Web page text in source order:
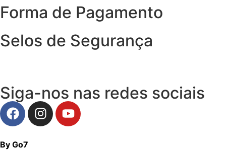
Forma de Pagamento
Selos de Segurança
Siga-nos nas redes sociais
By Go7